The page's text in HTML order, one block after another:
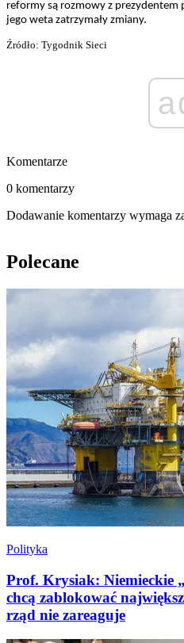
reformy są rozmowy z
jego weta zatrzymały zmiany.
Źródło: Tygodnik Sieci
Komentarze
0 komentarzy
Dodawanie komentarzy wymaga
Polecane
Polityka
Prof. Krysiak: Niemieckie
chcą zablokować
rząd nie zareaguje